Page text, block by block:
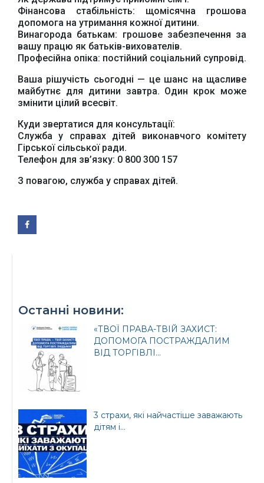
Фінансова стабільність: щомісячна грошова
допомога на утримання кожної дитини.
Винагорода батькам: грошове забезпечення за
вашу працю як батьків-вихователів.
Професійна опіка: постійний соціальний супровід.
Ваша рішучість сьогодні — це шанс на щасливе
майбутнє для дитини завтра. Один крок може
змінити цілий всесвіт.
Куди звертатися для консультації:
Служба у справах дітей виконавчого комітету
Гірської сільської ради.
Телефон для зв’язку: 0 800 300 157
З повагою, служба у справах дітей.
Останні новини:
«ТВОЇ ПРАВА-ТВІЙ ЗАХИСТ:
ДОПОМОГА ПОСТРАЖДАЛИМ
ВІД ТОРГІВЛІ...
3 страхи, які найчастіше заважають
дітям і...
Офіційний веб-сайт
Верховної Ради
України
Офіційне інтернет-
представництво
Президента України
Урядовий портал
Київська обласна